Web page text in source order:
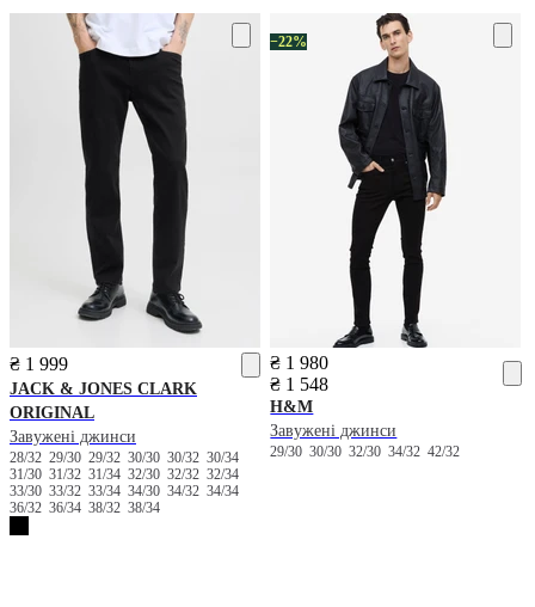
₴ 1 999
JACK & JONES CLARK
ORIGINAL
Завужені джинси
28/32 29/30 29/32 30/30 30/32 30/34
31/30 31/32 31/34 32/30 32/32 32/34
33/30 33/32 33/34 34/30 34/32 34/34
36/32 36/34 38/32 38/34
−22%
₴ 1 980
₴ 1 548
H&M
Завужені джинси
29/3030/3032/3034/3242/32